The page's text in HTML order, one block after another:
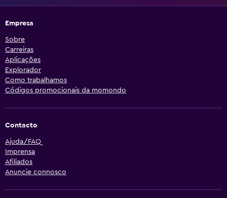
Empresa
Sobre
Carreiras
Aplicações
Explorador
Como trabalhamos
Códigos promocionais da momondo
Contacto
Ajuda/FAQ
Imprensa
Afiliados
Anuncie connosco